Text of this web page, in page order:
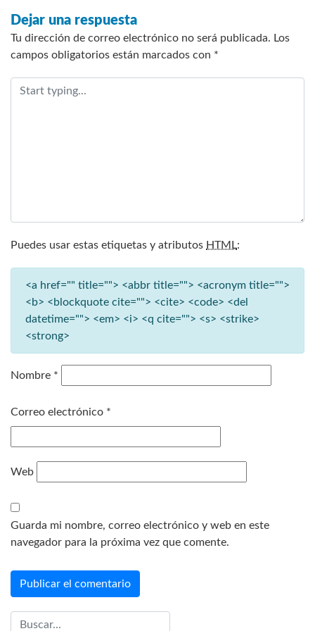
Dejar una respuesta
Tu dirección de correo electrónico no será publicada. Los
campos obligatorios están marcados con *
Puedes usar estas etiquetas y atributos HTML:
<a href="" title=""> <abbr title=""> <acronym title="">
<b> <blockquote cite=""> <cite> <code> <del
datetime=""> <em> <i> <q cite=""> <s> <strike>
<strong>
Nombre *
Correo electrónico *
Web
Guarda mi nombre, correo electrónico y web en este
navegador para la próxima vez que comente.